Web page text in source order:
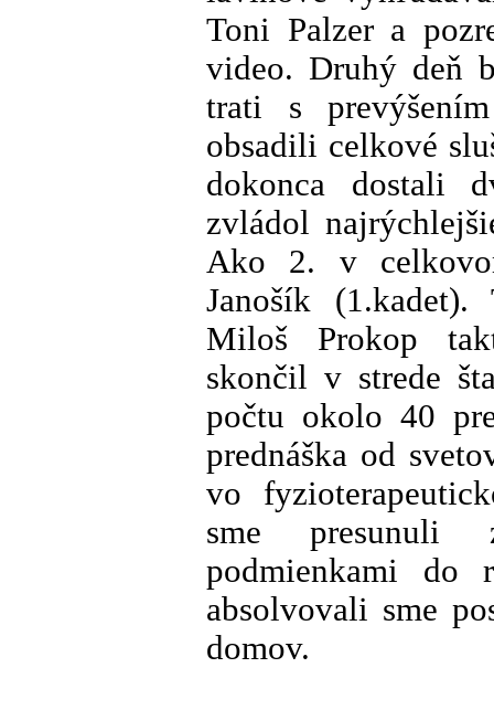
Toni Palzer a
video. Druhý deň
trati s
obsadili celkové
dokonca dostali
zvládol
Ako 2. v
Janošík
Miloš Prokop
skončil v strede
počtu okolo 40
prednáška od
vo
sme presunuli
podmienkami do
absolvovali sme
domov.